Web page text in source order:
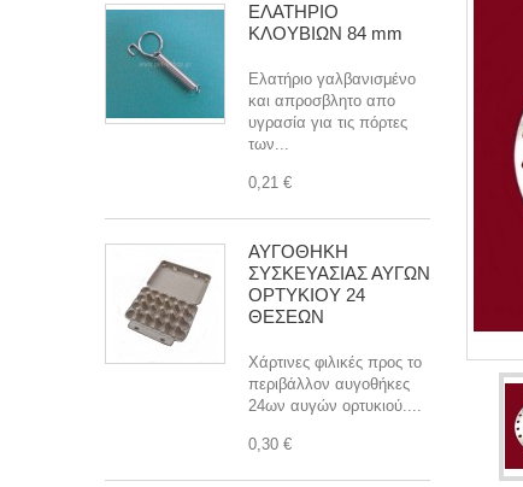
ΕΛΑΤΗΡΙΟ
ΚΛΟΥΒΙΩΝ 84 mm
Ελατήριο γαλβανισμένο
και απροσβλητο απο
υγρασία για τις πόρτες
των...
0,21 €
ΑΥΓΟΘΗΚΗ
ΣΥΣΚΕΥΑΣΙΑΣ ΑΥΓΩΝ
ΟΡΤΥΚΙΟΥ 24
ΘΕΣΕΩΝ
Χάρτινες φιλικές προς το
περιβάλλον αυγοθήκες
24ων αυγών ορτυκιού....
0,30 €